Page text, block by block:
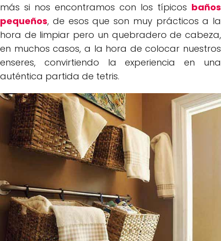
más si nos encontramos con los típicos baños
pequeños, de esos que son muy prácticos a la
hora de limpiar pero un quebradero de cabeza,
en muchos casos, a la hora de colocar nuestros
enseres, convirtiendo la experiencia en una
auténtica partida de tetris.